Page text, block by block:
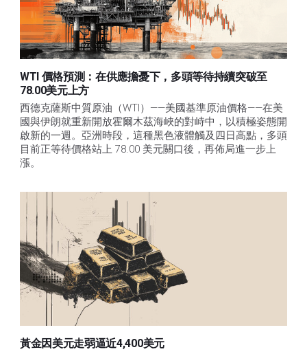
WTI 價格預測：在供應擔憂下，多頭等待持續突破至
78.00美元上方
西德克薩斯中質原油（WTI）——美國基準原油價格——在美
國與伊朗就重新開放霍爾木茲海峽的對峙中，以積極姿態開
啟新的一週。亞洲時段，這種黑色液體觸及四日高點，多頭
目前正等待價格站上 78.00 美元關口後，再佈局進一步上
漲。
黃金因美元走弱逼近4,400美元